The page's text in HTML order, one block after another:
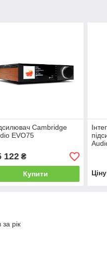
Cambridge
EVO75
122₴
Купити
рік